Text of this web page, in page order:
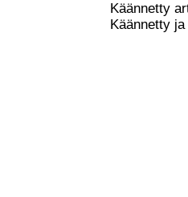
Käännetty
Käännetty